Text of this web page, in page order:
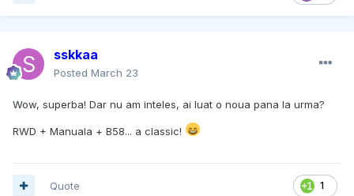
sskkaa
Posted March 23
Wow, superba! Dar nu am inteles, ai luat o noua pana la urma?
RWD + Manuala + B58... a classic!
1
Quote